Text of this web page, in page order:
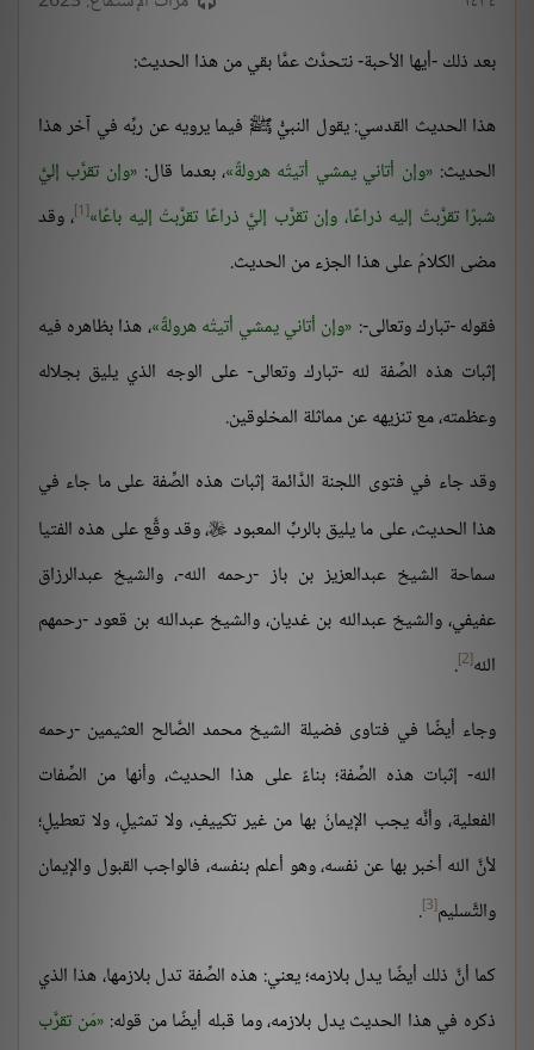
بعد ذلك -أيها الأحبة- نتحدَّث عمَّا بقي من هذا الحديث:
هذا الحديث القدسي: يقول النبيُّ ﷺ فيما يرويه عن ربِّه في آخر هذا
الحديث: وإن أتاني يمشي أتيتُه هرولةً ، بعدما قال: وإن تقرَّب إليَّ
شبرًا تقرَّبتُ إليه ذراعًا، وإن تقرَّب إليَّ ذراعًا تقرَّبتُ إليه باعًا [1] ، وقد
مضى الكلامُ على هذا الجزء من الحديث.
فقوله -تبارك وتعالى-: وإن أتاني يمشي أتيتُه هرولةً ، هذا بظاهره فيه
إثبات هذه الصِّفة لله -تبارك وتعالى- على الوجه الذي يليق بجلاله
وعظمته، مع تنزيهه عن مماثلة المخلوقين.
وقد جاء في فتوى اللجنة الدَّائمة إثبات هذه الصِّفة على ما جاء في
هذا الحديث، على ما يليق بالربِّ المعبود ، وقد وقَّع على هذه الفتيا
سماحة الشيخ عبدالعزيز بن باز -رحمه الله-، والشيخ عبدالرزاق
عفيفي، والشيخ عبدالله بن غديان، والشيخ عبدالله بن قعود -رحمهم
الله[2]
.
وجاء أيضًا في فتاوى فضيلة الشيخ محمد الصَّالح العثيمين -رحمه
الله- إثبات هذه الصِّفة؛ بناءً على هذا الحديث، وأنها من الصِّفات
الفعلية، وأنَّه يجب الإيمانُ بها من غير تكييفٍ، ولا تمثيلٍ، ولا تعطيلٍ؛
لأنَّ الله أخبر بها عن نفسه، وهو أعلم بنفسه، فالواجب القبول والإيمان
والتَّسليم[3]
.
كما أنَّ ذلك أيضًا يدل بلازمه؛ يعني: هذه الصِّفة تدل بلازمها، هذا الذي
ذكره في هذا الحديث يدل بلازمه، وما قبله أيضًا من قوله: مَن تقرَّب